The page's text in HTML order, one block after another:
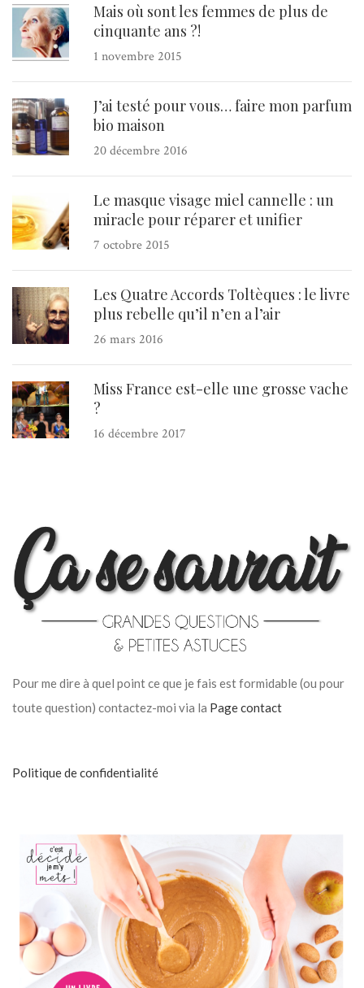
Mais où sont les femmes de plus de
cinquante ans ?!
1 novembre 2015
J’ai testé pour vous… faire mon parfum
bio maison
20 décembre 2016
Le masque visage miel cannelle : un
miracle pour réparer et unifier
7 octobre 2015
Les Quatre Accords Toltèques : le livre
plus rebelle qu’il n’en a l’air
26 mars 2016
Miss France est-elle une grosse vache
?
16 décembre 2017
Pour me dire à quel point ce que je fais est formidable (ou pour
toute question) contactez-moi via la Page contact
Politique de confidentialité